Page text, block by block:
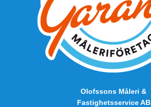
Olofssons Måleri &
Fastighetsservice AB